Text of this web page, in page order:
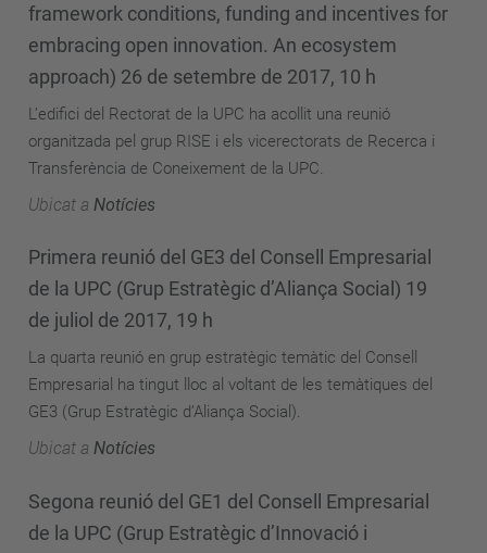
framework conditions, funding and incentives for
embracing open innovation. An ecosystem
approach) 26 de setembre de 2017, 10 h
L’edifici del Rectorat de la UPC ha acollit una reunió
organitzada pel grup RISE i els vicerectorats de Recerca i
Transferència de Coneixement de la UPC.
Ubicat a Notícies
Primera reunió del GE3 del Consell Empresarial
de la UPC (Grup Estratègic d’Aliança Social) 19
de juliol de 2017, 19 h
La quarta reunió en grup estratègic temàtic del Consell
Empresarial ha tingut lloc al voltant de les temàtiques del
GE3 (Grup Estratègic d’Aliança Social).
Ubicat a Notícies
Segona reunió del GE1 del Consell Empresarial
de la UPC (Grup Estratègic d’Innovació i